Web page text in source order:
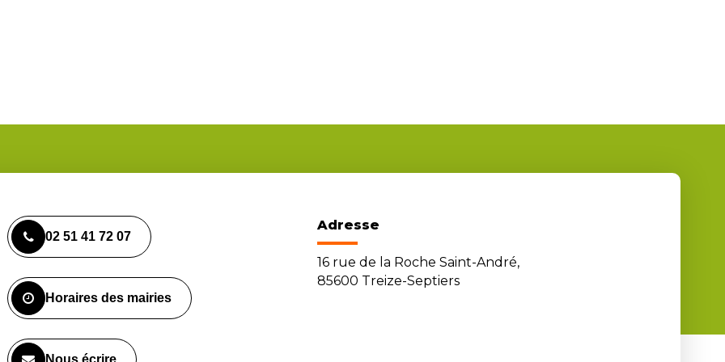
02 51 41 72 07
Horaires des mairies
Adresse
16 rue de la Roche Saint-André,
85600 Treize-Septiers